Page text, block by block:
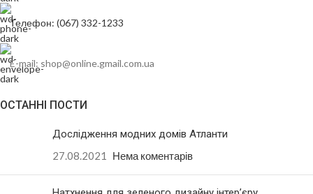
Телефон: (067) 332-1233
E-mail: shop@online.gmail.com.ua
ОСТАННІ ПОСТИ
Дослідження модних домів Атланти
27.08.2021
Нема коментарів